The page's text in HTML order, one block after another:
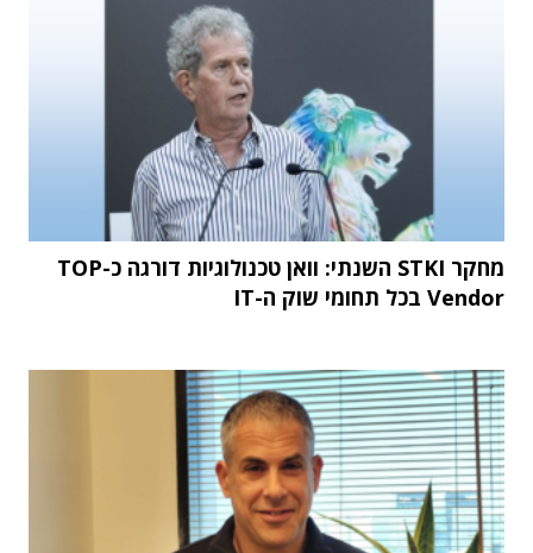
מחקר STKI השנתי: וואן טכנולוגיות דורגה כ-TOP
Vendor בכל תחומי שוק ה-IT